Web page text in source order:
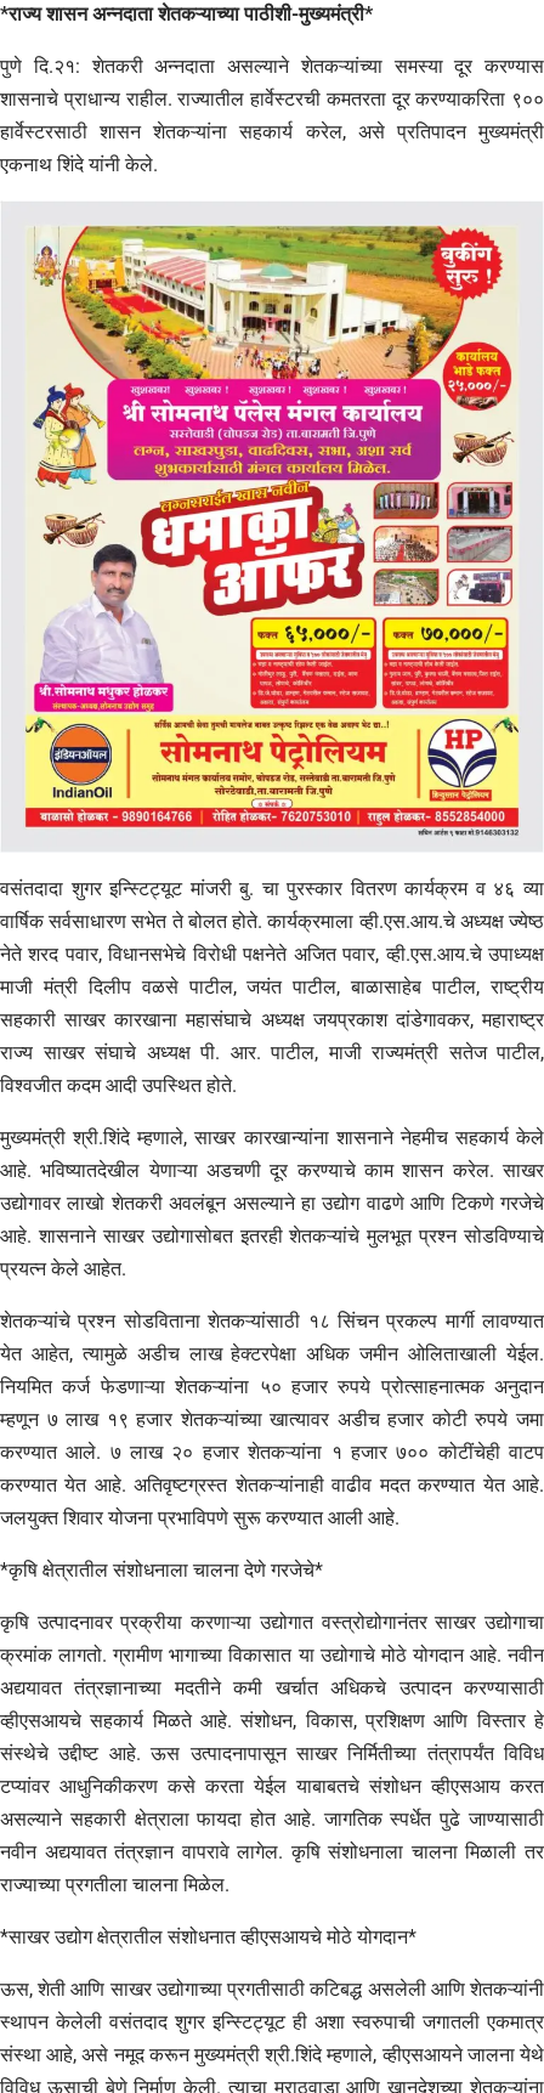
*राज्य शासन अन्नदाता शेतकऱ्याच्या पाठीशी-मुख्यमंत्री*
पुणे दि.२१: शेतकरी अन्नदाता असल्याने शेतकऱ्यांच्या समस्या दूर करण्यास
शासनाचे प्राधान्य राहील. राज्यातील हार्वेस्टरची कमतरता दूर करण्याकरिता ९००
हार्वेस्टरसाठी शासन शेतकऱ्यांना सहकार्य करेल, असे प्रतिपादन मुख्यमंत्री
एकनाथ शिंदे यांनी केले.
वसंतदादा शुगर इन्स्टिट्यूट मांजरी बु. चा पुरस्कार वितरण कार्यक्रम व ४६ व्या
वार्षिक सर्वसाधारण सभेत ते बोलत होते. कार्यक्रमाला व्ही.एस.आय.चे अध्यक्ष ज्येष्ठ
नेते शरद पवार, विधानसभेचे विरोधी पक्षनेते अजित पवार, व्ही.एस.आय.चे उपाध्यक्ष
माजी मंत्री दिलीप वळसे पाटील, जयंत पाटील, बाळासाहेब पाटील, राष्ट्रीय
सहकारी साखर कारखाना महासंघाचे अध्यक्ष जयप्रकाश दांडेगावकर, महाराष्ट्र
राज्य साखर संघाचे अध्यक्ष पी. आर. पाटील, माजी राज्यमंत्री सतेज पाटील,
विश्वजीत कदम आदी उपस्थित होते.
मुख्यमंत्री श्री.शिंदे म्हणाले, साखर कारखान्यांना शासनाने नेहमीच सहकार्य केले
आहे. भविष्यातदेखील येणाऱ्या अडचणी दूर करण्याचे काम शासन करेल. साखर
उद्योगावर लाखो शेतकरी अवलंबून असल्याने हा उद्योग वाढणे आणि टिकणे गरजेचे
आहे. शासनाने साखर उद्योगासोबत इतरही शेतकऱ्यांचे मुलभूत प्रश्न सोडविण्याचे
प्रयत्न केले आहेत.
शेतकऱ्यांचे प्रश्न सोडविताना शेतकऱ्यांसाठी १८ सिंचन प्रकल्प मार्गी लावण्यात
येत आहेत, त्यामुळे अडीच लाख हेक्टरपेक्षा अधिक जमीन ओलिताखाली येईल.
नियमित कर्ज फेडणाऱ्या शेतकऱ्यांना ५० हजार रुपये प्रोत्साहनात्मक अनुदान
म्हणून ७ लाख १९ हजार शेतकऱ्यांच्या खात्यावर अडीच हजार कोटी रुपये जमा
करण्यात आले. ७ लाख २० हजार शेतकऱ्यांना १ हजार ७०० कोटींचेही वाटप
करण्यात येत आहे. अतिवृष्टग्रस्त शेतकऱ्यांनाही वाढीव मदत करण्यात येत आहे.
जलयुक्त शिवार योजना प्रभाविपणे सुरू करण्यात आली आहे.
*कृषि क्षेत्रातील संशोधनाला चालना देणे गरजेचे*
कृषि उत्पादनावर प्रक्रीया करणाऱ्या उद्योगात वस्त्रोद्योगानंतर साखर उद्योगाचा
क्रमांक लागतो. ग्रामीण भागाच्या विकासात या उद्योगाचे मोठे योगदान आहे. नवीन
अद्ययावत तंत्रज्ञानाच्या मदतीने कमी खर्चात अधिकचे उत्पादन करण्यासाठी
व्हीएसआयचे सहकार्य मिळते आहे. संशोधन, विकास, प्रशिक्षण आणि विस्तार हे
संस्थेचे उद्दीष्ट आहे. ऊस उत्पादनापासून साखर निर्मितीच्या तंत्रापर्यंत विविध
टप्यांवर आधुनिकीकरण कसे करता येईल याबाबतचे संशोधन व्हीएसआय करत
असल्याने सहकारी क्षेत्राला फायदा होत आहे. जागतिक स्पर्धेत पुढे जाण्यासाठी
नवीन अद्ययावत तंत्रज्ञान वापरावे लागेल. कृषि संशोधनाला चालना मिळाली तर
राज्याच्या प्रगतीला चालना मिळेल.
*साखर उद्योग क्षेत्रातील संशोधनात व्हीएसआयचे मोठे योगदान*
ऊस, शेती आणि साखर उद्योगाच्या प्रगतीसाठी कटिबद्ध असलेली आणि शेतकऱ्यांनी
स्थापन केलेली वसंतदाद शुगर इन्स्टिट्यूट ही अशा स्वरुपाची जगातली एकमात्र
संस्था आहे, असे नमूद करून मुख्यमंत्री श्री.शिंदे म्हणाले, व्हीएसआयने जालना येथे
विविध ऊसाची बेणे निर्माण केली. त्याचा मराठवाडा आणि खानदेशच्या शेतकऱ्यांना